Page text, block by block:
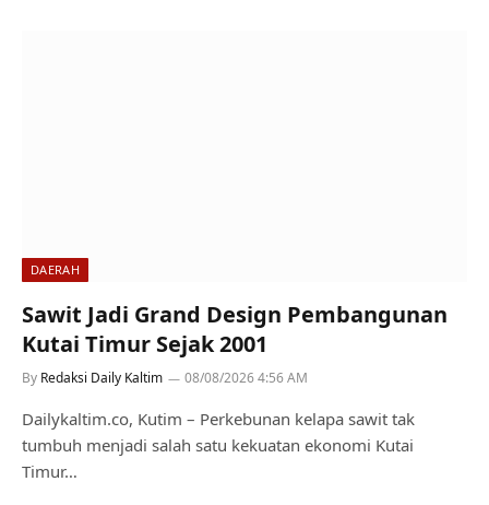
DAERAH
Sawit Jadi Grand Design Pembangunan
Kutai Timur Sejak 2001
By Redaksi Daily Kaltim 08/08/2026 4:56 AM
Dailykaltim.co, Kutim – Perkebunan kelapa sawit tak
tumbuh menjadi salah satu kekuatan ekonomi Kutai
Timur…